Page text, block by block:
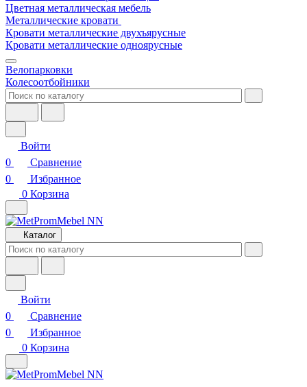
Цветная металлическая мебель
Металлические кровати
Кровати металлические двухъярусные
Кровати металлические одноярусные
Велопарковки
Колесоотбойники
Войти
0
Сравнение
0
Избранное
0 Корзина
Каталог
Войти
0
Сравнение
0
Избранное
0 Корзина